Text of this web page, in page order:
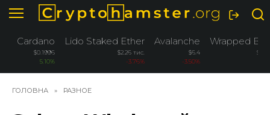
Перейти
до
вмісту
Cardano
$0.1996
5.10%
Lido Staked Ether
$2.26 тис.
-3.76%
Avalanche
$6.4
-3.50%
Wrapped
ГОЛОВНА » РАЗНОЕ